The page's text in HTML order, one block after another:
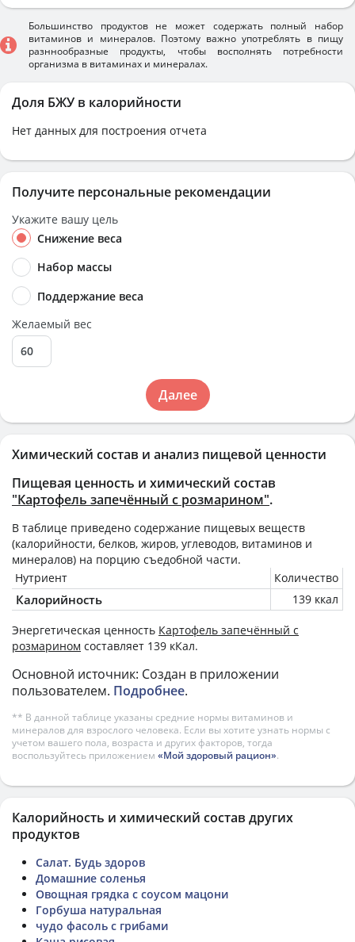
Химический состав и анализ пищевой ценности
Пищевая ценность и химический состав
"Картофель запечённый с розмарином".
В таблице приведено содержание пищевых веществ
(калорийности, белков, жиров, углеводов, витаминов и
минералов) на порцию съедобной части.
Нутриент
Количество
Калорийность 139 ккал
Энергетическая ценность Картофель запечённый с
розмарином составляет 139 кКал.
Основной источник: Создан в приложении
пользователем. Подробнее.
** В данной таблице указаны средние нормы витаминов и
минералов для взрослого человека. Если вы хотите узнать нормы с
учетом вашего пола, возраста и других факторов, тогда
воспользуйтесь приложением «Мой здоровый рацион».
Большинство продуктов не может содержать полный набор
витаминов и минералов. Поэтому важно употреблять в пищу
разннообразные продукты, чтобы восполнять потребности
организма в витаминах и минералах.
Доля БЖУ в калорийности
Нет данных для построения отчета
Получите персональные рекомендации
Укажите вашу цель
Снижение веса
Набор массы
Поддержание веса
Желаемый вес
Далее
Калорийность и химический состав других
продуктов
Салат. Будь здоров
Домашние соленья
Овощная грядка с соусом мацони
Горбуша натуральная
чудо фасоль с грибами